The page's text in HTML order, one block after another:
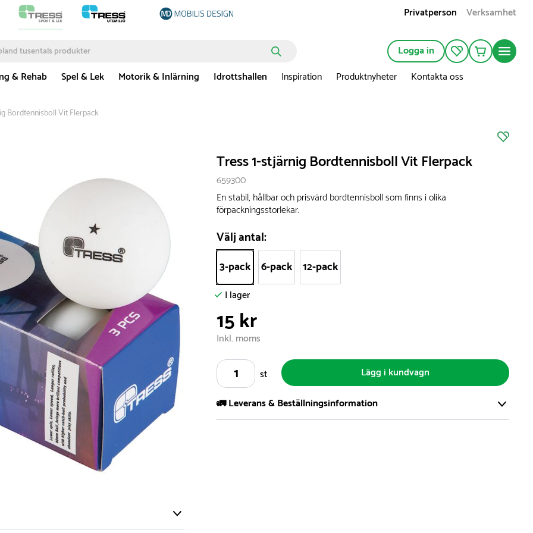
Privatperson Verksamhet
Logga in
& Rehab Spel & Lek Motorik & Inlärning Idrottshallen Inspiration Produktnyheter Kontakta oss
Bordtennisboll Vit Flerpack
Tress 1-stjärnig Bordtennisboll Vit Flerpack
659300
En stabil, hållbar och prisvärd bordtennisboll som finns i olika
förpackningsstorlekar.
Välj antal:
3-pack 6-pack 12-pack
I lager
15 kr
Inkl. moms
st
Lägg i kundvagn
🚛 Leverans & Beställningsinformation